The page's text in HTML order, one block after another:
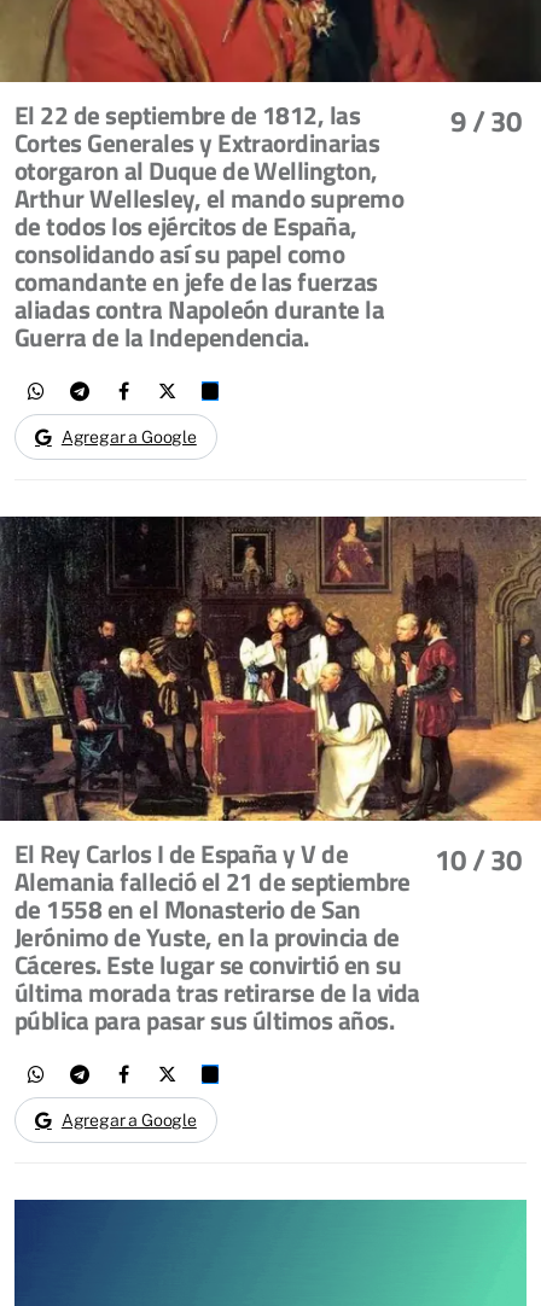
9/ 30
El 22 de septiembre de 1812, las
Cortes Generales y Extraordinarias
otorgaron al Duque de Wellington,
Arthur Wellesley, el mando supremo
de todos los ejércitos de España,
consolidando así su papel como
comandante en jefe de las fuerzas
aliadas contra Napoleón durante la
Guerra de la Independencia.
Agregar a Google
10/ 30
El Rey Carlos I de España y V de
Alemania falleció el 21 de septiembre
de 1558 en el Monasterio de San
Jerónimo de Yuste, en la provincia de
Cáceres. Este lugar se convirtió en su
última morada tras retirarse de la vida
pública para pasar sus últimos años.
Agregar a Google